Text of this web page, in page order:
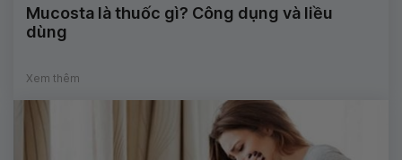
Mucosta là thuốc gì? Công dụng và liều
dùng
Xem thêm